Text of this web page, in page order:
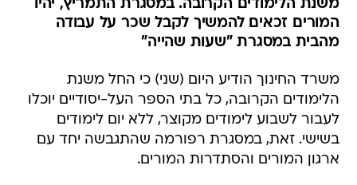
משנת הלימודים הקרובה. במסגרת התמריץ, יהיו
המורים זכאים להמשיך לקבל שכר על עבודה
מהבית במסגרת "שעות שהייה"
משרד החינוך הודיע היום (שני) כי החל משנת
הלימודים הקרובה, כל בתי הספר העל-יסודיים יוכלו
לעבור לשבוע לימודים מקוצר, ללא יום לימודים
בשישי. זאת, במסגרת רפורמה שהתגבשה יחד עם
ארגון המורים והסתדרות המורים.